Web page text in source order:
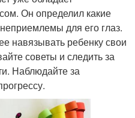
Аппликация из цветной
бумаги
Он определил какие
для его глаз.
навязывать ребенку свои
советы и следить за
Наблюдайте за